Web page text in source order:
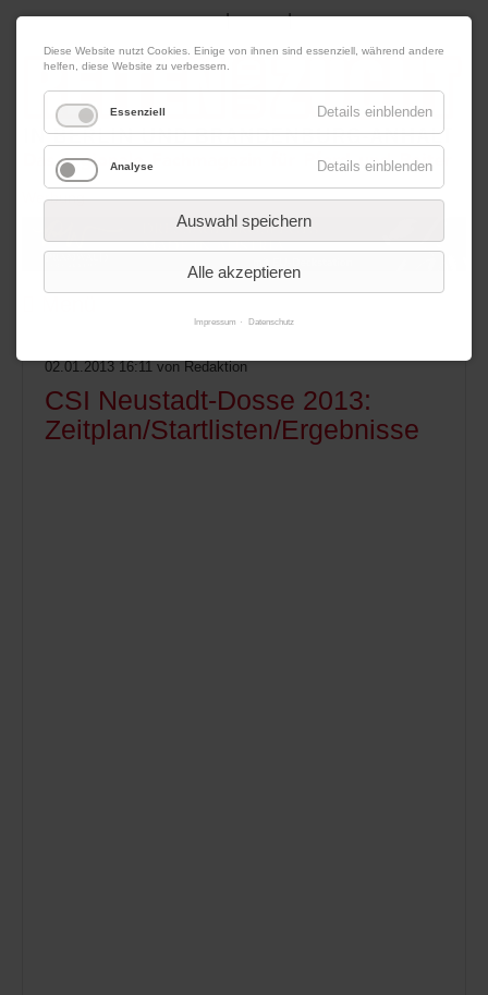
08. August 2026 Impressum|Kontakt|Datenschutz
Werbung
02.01.2013 16:11 von Redaktion
CSI Neustadt-Dosse 2013:
Zeitplan/Startlisten/Ergebnisse
Diese Website nutzt Cookies. Einige von ihnen sind essenziell, während andere
helfen, diese Website zu verbessern.
Essenziell Details einblenden
Analyse Details einblenden
Auswahl speichern
Alle akzeptieren
Impressum Datenschutz